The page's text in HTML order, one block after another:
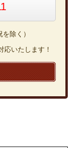
除く）
応いたします！